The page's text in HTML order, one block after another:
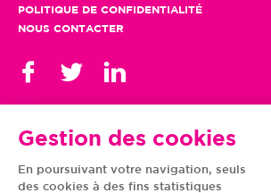
Gestion des cookies
En poursuivant votre navigation, seuls
des cookies à des fins statistiques
POLITIQUE DE CONFIDENTIALITÉ
NOUS CONTACTER
TOUS NOS CENTRES
AUVERGNE-RHÔNE-
CENTRE-VAL DE LOIRE